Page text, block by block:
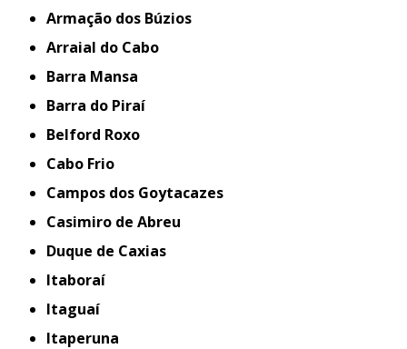
Armação dos Búzios
Arraial do Cabo
Barra Mansa
Barra do Piraí
Belford Roxo
Cabo Frio
Campos dos Goytacazes
Casimiro de Abreu
Duque de Caxias
Itaboraí
Itaguaí
Itaperuna